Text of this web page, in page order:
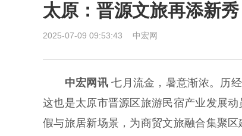
太原：晋源文旅再添新秀
2025-07-09 09:53:43 中宏网
中宏网讯七月流金，暑意渐浓。历
这也是太原市晋源区旅游民宿产业发展
假与旅居新场景，为商贸文旅融合集聚